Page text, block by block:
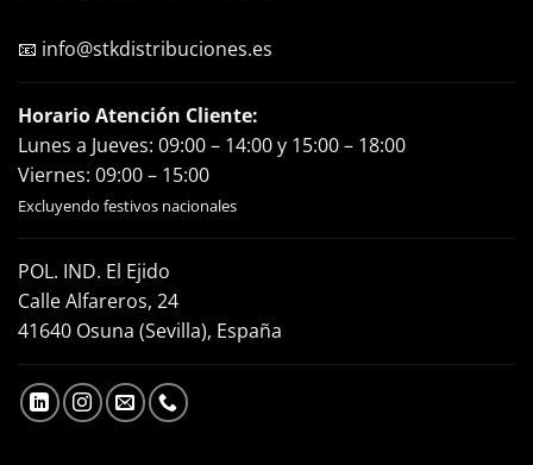
📧 info@stkdistribuciones.es
Horario Atención Cliente:
Lunes a Jueves: 09:00 – 14:00 y 15:00 – 18:00
Viernes: 09:00 – 15:00
Excluyendo festivos nacionales
POL. IND. El Ejido
Calle Alfareros, 24
41640 Osuna (Sevilla), España